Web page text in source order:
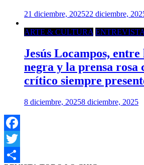
21 diciembre, 202522 diciembre,
ARTE & CULTURA
Jesús Locampos, entre
negra y la prensa rosa
crítico siempre
8 diciembre, 20258 diciembre, 2025
Facebook
Twitter